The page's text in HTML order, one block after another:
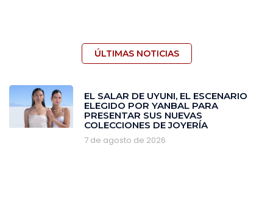
ÚLTIMAS NOTICIAS
EL SALAR DE UYUNI, EL ESCENARIO
ELEGIDO POR YANBAL PARA
PRESENTAR SUS NUEVAS
COLECCIONES DE JOYERÍA
7 de agosto de 2026